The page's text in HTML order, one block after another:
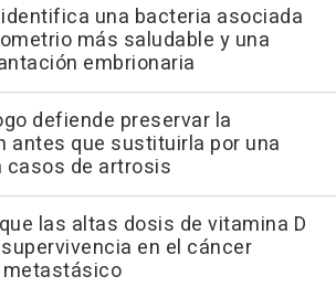
una bacteria asociada
más saludable y una
embrionaria
defiende preservar la
antes que sustituirla por una
casos de artrosis
las altas dosis de vitamina D
en el cáncer